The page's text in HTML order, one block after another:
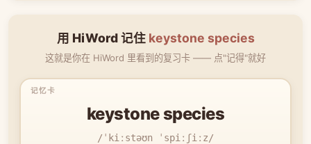
用 HiWord 记住 keystone species
这就是你在 HiWord 里看到的复习卡 —— 点"记得"就好
keystone species
/ˈkiːstəʊn ˈspiːʃiːz/